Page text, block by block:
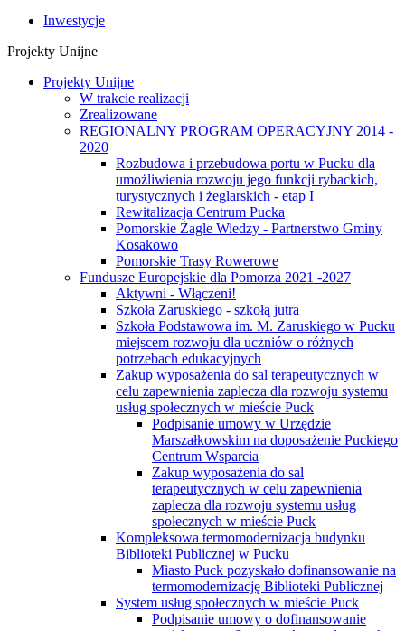
Inwestycje
Projekty Unijne
Projekty Unijne
W trakcie realizacji
Zrealizowane
REGIONALNY PROGRAM OPERACYJNY 2014 -
2020
Rozbudowa i przebudowa portu w Pucku dla
umożliwienia rozwoju jego funkcji rybackich,
turystycznych i żeglarskich - etap I
Rewitalizacja Centrum Pucka
Pomorskie Żagle Wiedzy - Partnerstwo Gminy
Kosakowo
Pomorskie Trasy Rowerowe
Fundusze Europejskie dla Pomorza 2021 -2027
Aktywni - Włączeni!
Szkoła Zaruskiego - szkołą jutra
Szkoła Podstawowa im. M. Zaruskiego w Pucku
miejscem rozwoju dla uczniów o różnych
potrzebach edukacyjnych
Zakup wyposażenia do sal terapeutycznych w
celu zapewnienia zaplecza dla rozwoju systemu
usług społecznych w mieście Puck
Podpisanie umowy w Urzędzie
Marszałkowskim na doposażenie Puckiego
Centrum Wsparcia
Zakup wyposażenia do sal
terapeutycznych w celu zapewnienia
zaplecza dla rozwoju systemu usług
społecznych w mieście Puck
Kompleksowa termomodernizacja budynku
Biblioteki Publicznej w Pucku
Miasto Puck pozyskało dofinansowanie na
termomodernizację Biblioteki Publicznej
System usług społecznych w mieście Puck
Podpisanie umowy o dofinansowanie